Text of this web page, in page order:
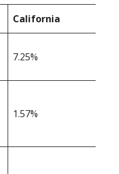
California
7.25%
1.57%